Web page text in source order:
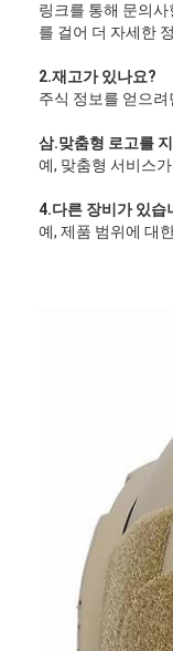
링크를 통해 문의
를 걸어 더 자세한
2.재고가 있나요?
주식 정보를 얻으
삼.맞춤형 로고를
예, 맞춤형 서비스
4.다른 장비가 있습
예, 제품 범위에 대